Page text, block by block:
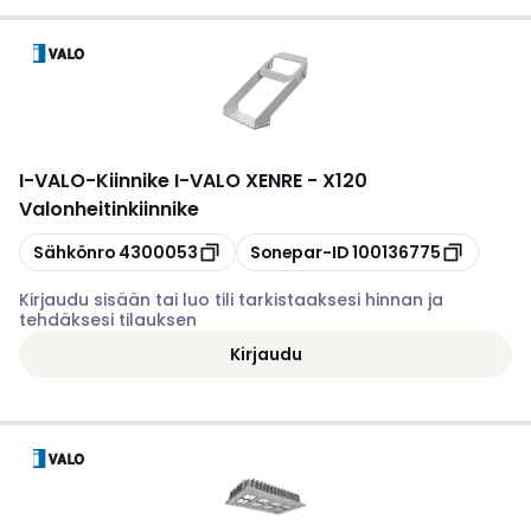
I-VALO-Kiinnike I-VALO XENRE - X120
Valonheitinkiinnike
Kopioi
Sähkönro 4300053 Kopioi
Sonepar-ID100136775
Kirjaudu sisään tai luo tili tarkistaaksesi hinnan ja
tehdäksesi tilauksen
Kirjaudu